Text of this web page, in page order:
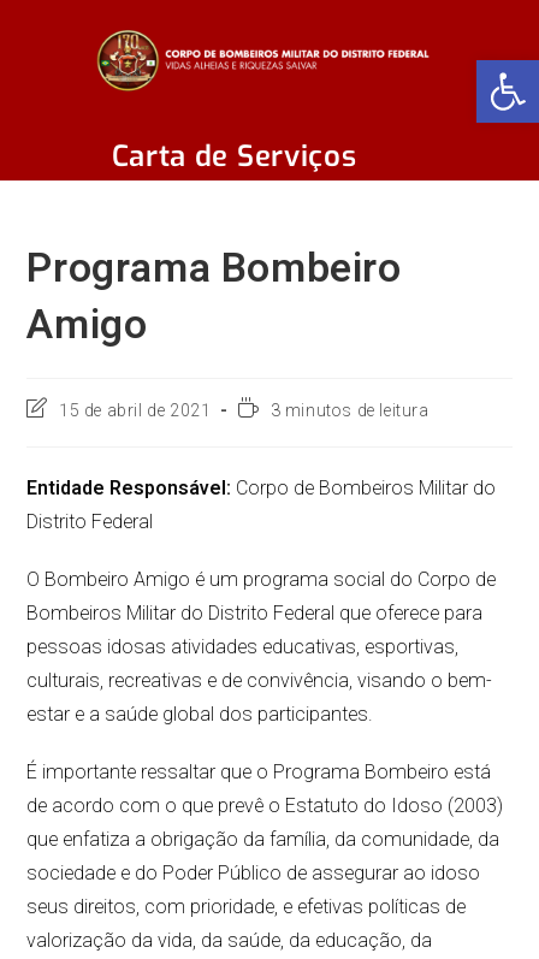
Carta de Serviços
Programa Bombeiro
Amigo
15 de abril de 2021 3 minutos de leitura
Entidade Responsável: Corpo de Bombeiros Militar do
Distrito Federal
O Bombeiro Amigo é um programa social do Corpo de
Bombeiros Militar do Distrito Federal que oferece para
pessoas idosas atividades educativas, esportivas,
culturais, recreativas e de convivência, visando o bem-
estar e a saúde global dos participantes.
É importante ressaltar que o Programa Bombeiro está
de acordo com o que prevê o Estatuto do Idoso (2003)
que enfatiza a obrigação da família, da comunidade, da
sociedade e do Poder Público de assegurar ao idoso
seus direitos, com prioridade, e efetivas políticas de
valorização da vida, da saúde, da educação, da